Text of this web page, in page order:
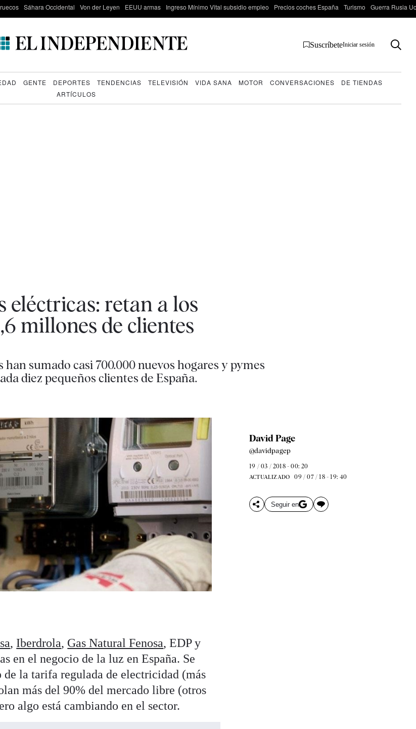
Sáhara Occidental Von der Leyen EEUU armas Ingreso Mínimo Vital subsidio empleo Precios coches España Turismo Guerra Rusia
SuscríbeteIniciar sesión
GENTE DEPORTES TENDENCIAS TELEVISIÓN VIDA SANA MOTOR CONVERSACIONES
DE TIENDAS
ARTÍCULOS
eléctricas: retan a los
millones de clientes
sumado casi 700.000 nuevos hogares y pymes
diez pequeños clientes de España.
David Page
@davidpagep
19 / 03 / 2018 - 00: 20
ACTUALIZADO 09 / 07 / 18 - 19: 40
Seguir en
, Iberdrola, Gas Natural Fenosa, EDP y
en el negocio de la luz en España. Se
la tarifa regulada de electricidad (más
más del 90% del mercado libre (otros
algo está cambiando en el sector.